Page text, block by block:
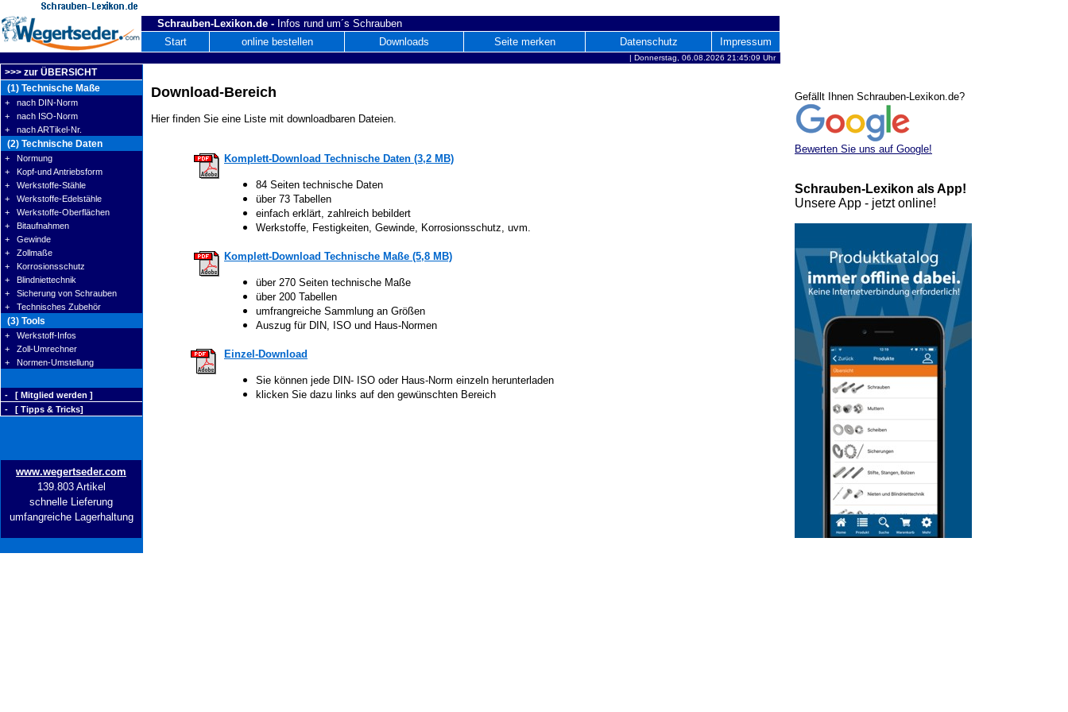
Schrauben-Lexikon.de - Infos rund um´s Schrauben
Start
online bestellen Downloads Seite merken Datenschutz Impressum
| Donnerstag, 06.08.2026 21:45:09 Uhr
>>> zur ÜBERSICHT
(1) Technische Maße
+ nach DIN-Norm
+ nach ISO-Norm
+ nach ARTikel-Nr.
(2) Technische Daten
+ Normung
+ Kopf-und Antriebsform
+ Werkstoffe-Stähle
+ Werkstoffe-Edelstähle
+ Werkstoffe-Oberflächen
+ Bitaufnahmen
+ Gewinde
+ Zollmaße
+ Korrosionsschutz
+ Blindniettechnik
+ Sicherung von Schrauben
+ Technisches Zubehör
(3) Tools
+ Werkstoff-Infos
+ Zoll-Umrechner
+ Normen-Umstellung
- [ Mitglied werden ]
- [ Tipps & Tricks]
www.wegertseder.com
139.803 Artikel
schnelle Lieferung
umfangreiche Lagerhaltung
Download-Bereich
Hier finden Sie eine Liste mit downloadbaren Dateien.
Komplett-Download Technische Daten (3,2 MB)
84 Seiten technische Daten
über 73 Tabellen
einfach erklärt, zahlreich bebildert
Werkstoffe, Festigkeiten, Gewinde, Korrosionsschutz, uvm.
Komplett-Download Technische Maße (5,8 MB)
über 270 Seiten technische Maße
über 200 Tabellen
umfrangreiche Sammlung an Größen
Auszug für DIN, ISO und Haus-Normen
Einzel-Download
Sie können jede DIN- ISO oder Haus-Norm einzeln herunterladen
klicken Sie dazu links auf den gewünschten Bereich
Gefällt Ihnen Schrauben-Lexikon.de?
Bewerten Sie uns auf Google!
Schrauben-Lexikon als App!
Unsere App - jetzt online!